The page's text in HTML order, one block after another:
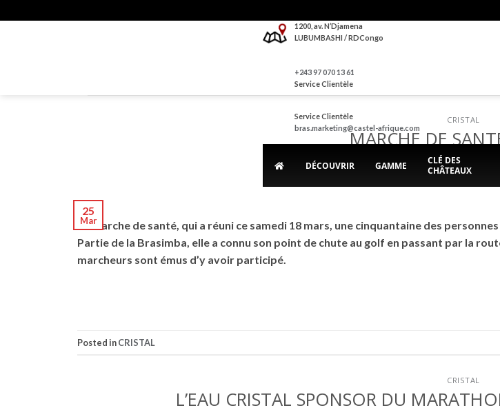
to
1200, av. N’Djamena
LUBUMBASHI / RDCongo
+243 97 070 13 61
Service Clientèle
Service Clientèle
bras.marketing@castel-afrique.com
DÉCOUVRIR GAMME
CLÉ DES
CHÂTEAUX
CRISTAL
MARCHE DE
25
Mar
La marche de santé, qui a réuni ce samedi 18 mars, une cinquantaine des
Partie de la Brasimba, elle a connu son point de chute au golf en passant par la
marcheurs sont émus d’y avoir participé.
Posted inCRISTAL
CRISTAL
L’EAU CRISTAL SPONSOR DU